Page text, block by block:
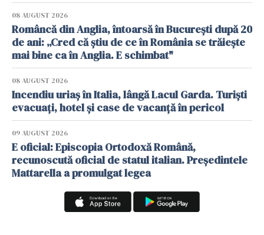
08 AUGUST 2026
Româncă din Anglia, întoarsă în București după 20
de ani: „Cred că știu de ce în România se trăiește
mai bine ca în Anglia. E schimbat"
08 AUGUST 2026
Incendiu uriaș în Italia, lângă Lacul Garda. Turiști
evacuați, hotel și case de vacanță în pericol
09 AUGUST 2026
E oficial: Episcopia Ortodoxă Română,
recunoscută oficial de statul italian. Președintele
Mattarella a promulgat legea